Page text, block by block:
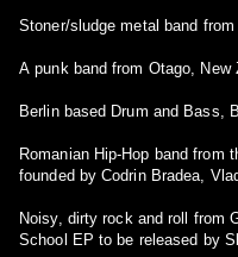
Stoner/sludge metal band from
A punk band from Otago, New
Berlin based Drum and Bass,
Romanian Hip-Hop band from
founded by Codrin Bradea,
Noisy, dirty rock and roll from Greece. I Want To Fuck All
School EP to be released by